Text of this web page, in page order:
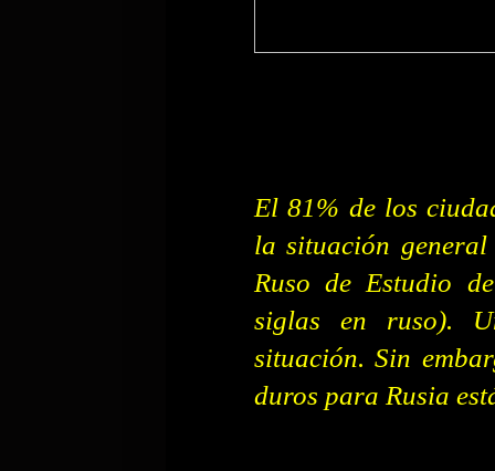
El 81% de los
la situación
Ruso de Estudio
siglas en ruso).
situación. Sin
duros para Rusia